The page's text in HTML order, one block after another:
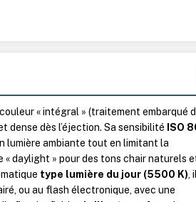
« intégral » (traitement embarqué
dense dès l’éjection. Sa sensibilité ISO
lumière ambiante tout en limitant la
daylight » pour des tons chair naturels
type lumière du jour (5500 K),
ou au flash électronique, avec une